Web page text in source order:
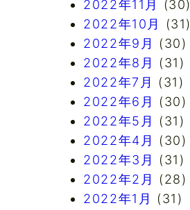
2022年11月
(30)
2022年10月
(31)
2022年9月
(30)
2022年8月
(31)
2022年7月
(31)
2022年6月
(30)
2022年5月
(31)
2022年4月
(30)
2022年3月
(31)
2022年2月
(28)
2022年1月
(31)